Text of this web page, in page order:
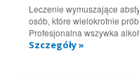
Leczenie wymuszające
osób, które wielokrotnie
Profesjonalna wszywka
Szczegóły »